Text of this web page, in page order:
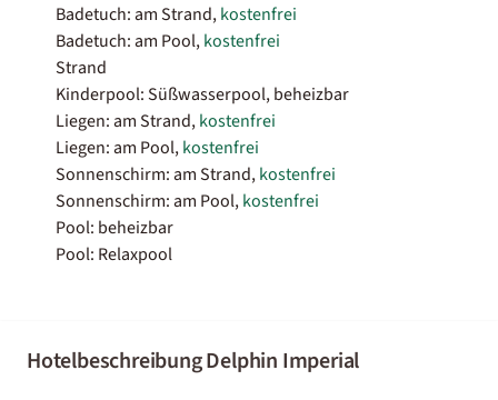
Badetuch: am Strand,kostenfrei
Badetuch: am Pool,kostenfrei
Strand
Kinderpool: Süßwasserpool, beheizbar
Liegen: am Strand,kostenfrei
Liegen: am Pool,kostenfrei
Sonnenschirm: am Strand,kostenfrei
Sonnenschirm: am Pool,kostenfrei
Pool: beheizbar
Pool: Relaxpool
Hotelbeschreibung Delphin Imperial